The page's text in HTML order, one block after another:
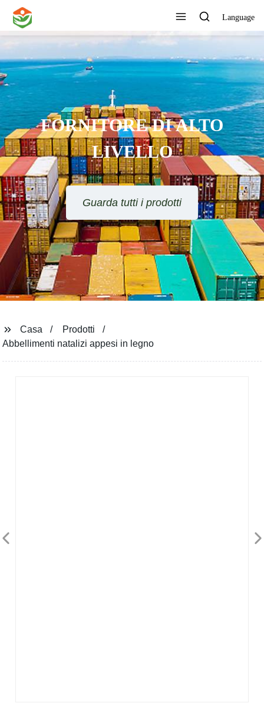
Language
FORNITORE DI ALTO
LIVELLO
Guarda tutti i prodotti
Casa
Prodotti
Abbellimenti natalizi appesi in legno